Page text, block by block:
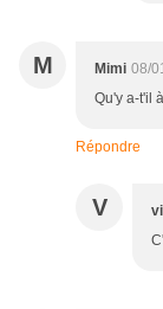
M Mimi 08/
Qu'y a-t'il
Répondre
V